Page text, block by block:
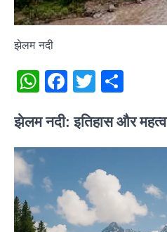
झेलम नदी
WhatsApp
Facebook
Twitter
झेलम नदी: इतिहास और महत्व